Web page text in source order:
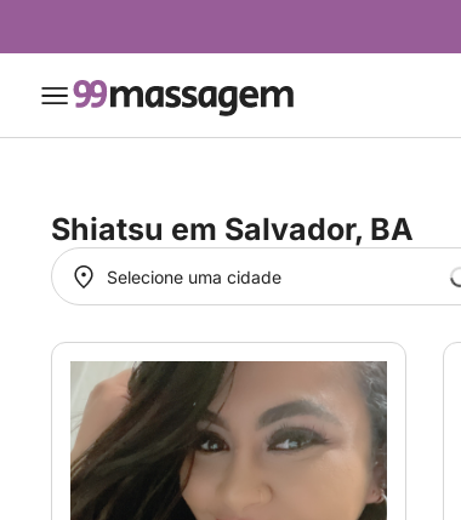
Shiatsu em Salvador, BA
Selecione uma cidade
Selecione uma cidade